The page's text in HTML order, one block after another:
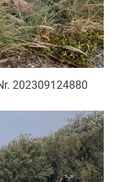
202309124880